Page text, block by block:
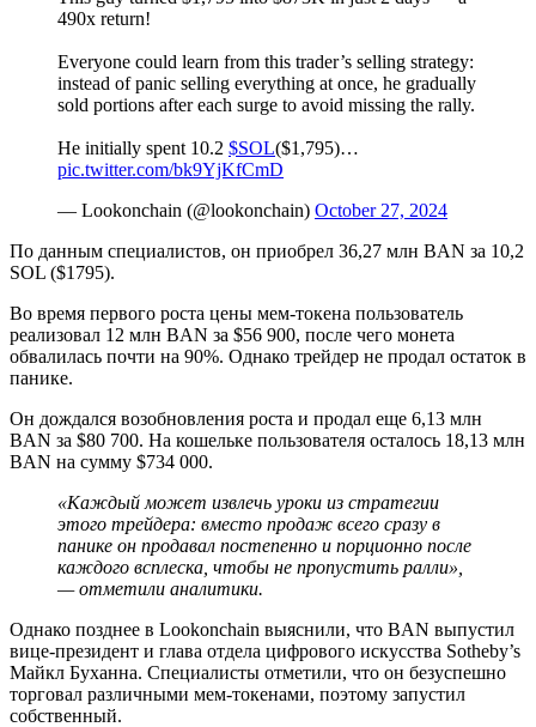
490x return!
Everyone could learn from this trader’s selling strategy:
instead of panic selling everything at once, he gradually
sold portions after each surge to avoid missing the rally.
He initially spent 10.2 $SOL($1,795)…
pic.twitter.com/bk9YjKfCmD
— Lookonchain (@lookonchain) October 27, 2024
По данным специалистов, он приобрел 36,27 млн BAN за 10,2
SOL ($1795).
Во время первого роста цены мем-токена пользователь
реализовал 12 млн BAN за $56 900, после чего монета
обвалилась почти на 90%. Однако трейдер не продал остаток в
панике.
Он дождался возобновления роста и продал еще 6,13 млн
BAN за $80 700. На кошельке пользователя осталось 18,13 млн
BAN на сумму $734 000.
«Каждый может извлечь уроки из стратегии
этого трейдера: вместо продаж всего сразу в
панике он продавал постепенно и порционно после
каждого всплеска, чтобы не пропустить ралли»,
— отметили аналитики.
Однако позднее в Lookonchain выяснили, что BAN выпустил
вице-президент и глава отдела цифрового искусства Sotheby’s
Майкл Буханна. Специалисты отметили, что он безуспешно
торговал различными мем-токенами, поэтому запустил
собственный.